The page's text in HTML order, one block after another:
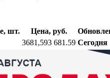
шт. Цена, руб.
3681,593 681.59 Сегодня